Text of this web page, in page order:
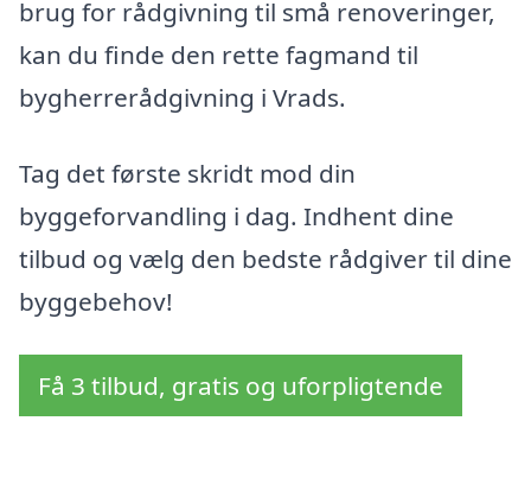
brug for rådgivning til små renoveringer,
kan du finde den rette fagmand til
bygherrerådgivning i Vrads.
Tag det første skridt mod din
byggeforvandling i dag. Indhent dine
tilbud og vælg den bedste rådgiver til dine
byggebehov!
Få 3 tilbud, gratis og uforpligtende